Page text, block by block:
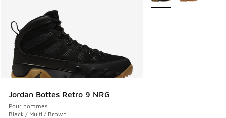
Jordan Bottes Retro 9 NRG
Pour hommes
Black / Multi / Brown